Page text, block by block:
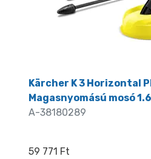
Kärcher K 3 Horizontal
Magasnyomású mosó
A-38180289
59 771 Ft